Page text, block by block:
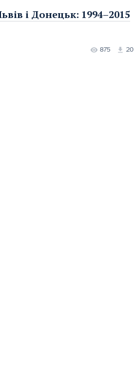
і Донецьк: 1994–2015
875 20